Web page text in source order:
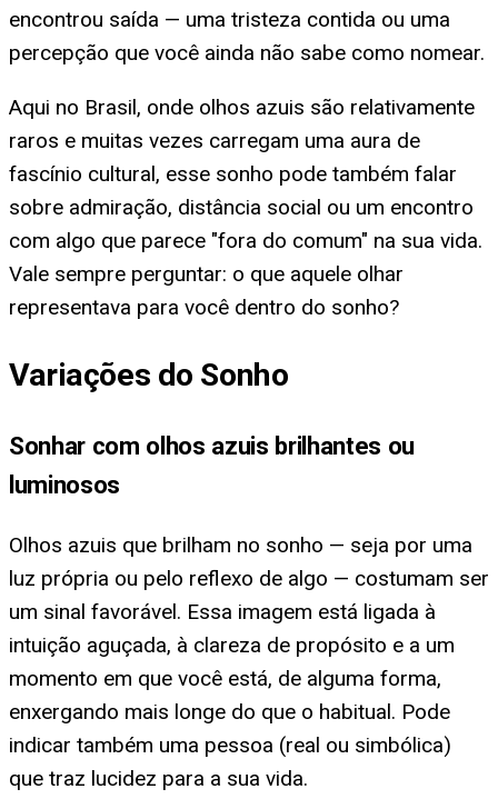
encontrou saída — uma tristeza contida ou uma
percepção que você ainda não sabe como nomear.
Aqui no Brasil, onde olhos azuis são relativamente
raros e muitas vezes carregam uma aura de
fascínio cultural, esse sonho pode também falar
sobre admiração, distância social ou um encontro
com algo que parece "fora do comum" na sua vida.
Vale sempre perguntar: o que aquele olhar
representava para você dentro do sonho?
Variações do Sonho
Sonhar com olhos azuis brilhantes ou
luminosos
Olhos azuis que brilham no sonho — seja por uma
luz própria ou pelo reflexo de algo — costumam ser
um sinal favorável. Essa imagem está ligada à
intuição aguçada, à clareza de propósito e a um
momento em que você está, de alguma forma,
enxergando mais longe do que o habitual. Pode
indicar também uma pessoa (real ou simbólica)
que traz lucidez para a sua vida.